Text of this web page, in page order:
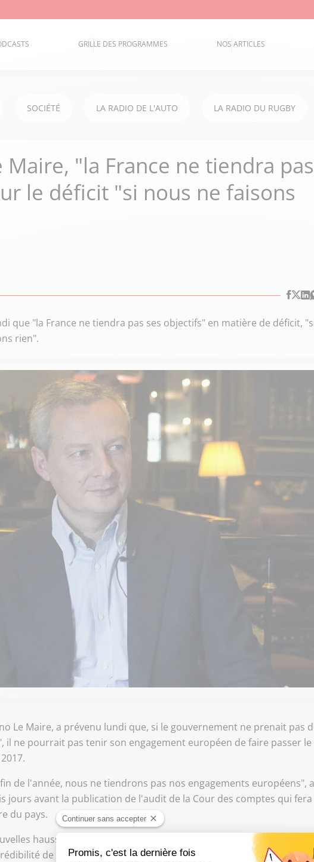
GRILLE DES PROGRAMMES NOS ARTICLES
SOCIÉTÉ LA RADIO DE L'AUTO LA RADIO DU RUGBY
Maire, "la France ne tiendra pas
le déficit "si nous ne faisons
que "la France ne tiendra pas ses objectifs" en matière de déficit,
rien".
Le Maire, a prévenu lundi que, si le gouvernement ne prenait pas
il ne pourrait pas tenir son engagement européen de faire passer le
de l'année, nous ne tiendrons pas nos engagements européens", a
jours avant la publication de l'audit de la Cour des comptes qui fera
du pays.
hausses d'impôts, a averti que, si la France ne passait pas sous
de sa parole en Europe ne serait plus garantie".